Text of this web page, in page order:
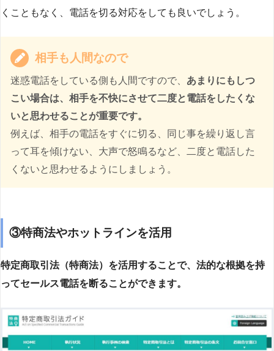
くこともなく、電話を切る対応をしても良いでしょう。
相手も人間なので
迷惑電話をしている側も人間ですので、 あまりにもしつ
こい場合は、相手を不快にさせて二度と電話をしたくな
いと思わせることが重要です。
例えば、相手の電話をすぐに切る、同じ事を繰り返し言
って耳を傾けない、大声で怒鳴るなど、二度と電話した
くないと思わせるようにしましょう。
③特商法やホットラインを活用
特定商取引法（特商法）を活用することで、法的な根拠を持
ってセールス電話を断ることができます。